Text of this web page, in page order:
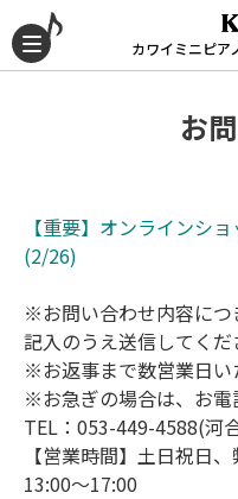
カワイミニピア
お
【重要】オンラインシ
(2/26)
※お問い合わせ内容に
記入のうえ送信してくだ
※お返事まで数営業日い
※お急ぎの場合は、お電
TEL：053-449-4588(河
【営業時間】土日祝日
13:00～17:00